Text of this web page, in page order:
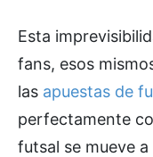
Esta
fans, esos
las apuestas de
perfectamente
futsal se mueve